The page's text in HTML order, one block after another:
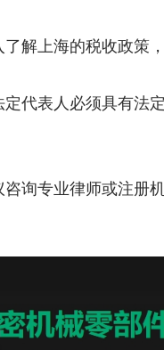
解上海的税收政策
代表人必须具有法
询专业律师或注册